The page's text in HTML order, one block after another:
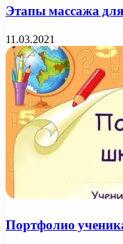
Этапы массажа
11.03.2021
Портфолио